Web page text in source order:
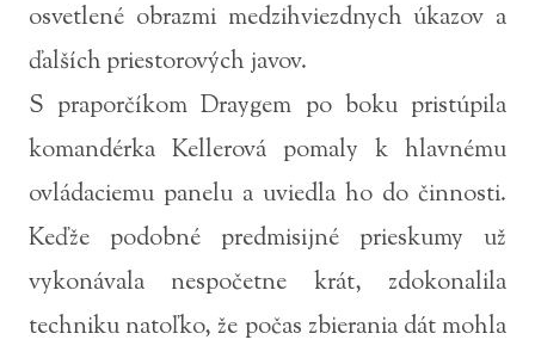
osvetlené obrazmi medzihviezdnych úkazov a
ďalších priestorových javov.
S praporčíkom Draygem po boku pristúpila
komandérka Kellerová pomaly k hlavnému
ovládaciemu panelu a uviedla ho do činnosti.
Keďže podobné predmisijné prieskumy už
vykonávala nespočetne krát, zdokonalila
techniku natoľko, že počas zbierania dát mohla